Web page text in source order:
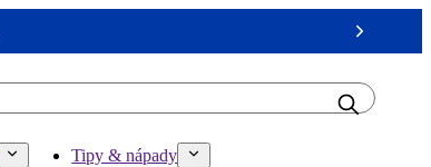
Next
Tipy & nápady